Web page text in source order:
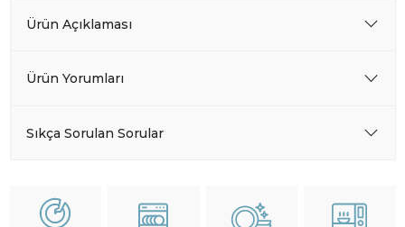
Ürün Açıklaması
Ürün Yorumları
Sıkça Sorulan Sorular